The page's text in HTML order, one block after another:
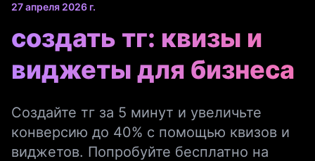
27 апреля 2026 г.
создать тг: квизы и
виджеты для бизнеса
Создайте тг за 5 минут и увеличьте
конверсию до 40% с помощью квизов и
виджетов. Попробуйте бесплатно на